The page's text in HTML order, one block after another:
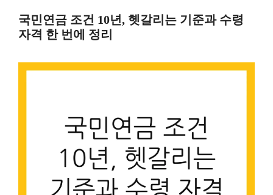
국민연금 조건 10년, 헷갈리는 기준과 수령
자격 한 번에 정리